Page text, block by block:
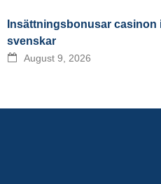
Insättningsbonusar casinon
svenskar
August 9, 2026